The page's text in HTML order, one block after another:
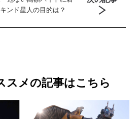
ンド星人の目的は？
スメの記事はこちら